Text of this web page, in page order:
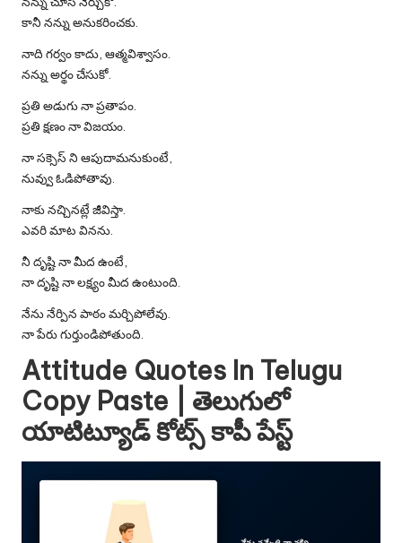
కానీ నన్ను అనుకరించకు.
నాది గర్వం కాదు, ఆత్మవిశ్వాసం.
నన్ను అర్థం చేసుకో.
ప్రతి అడుగు నా ప్రతాపం.
ప్రతి క్షణం నా విజయం.
నా సక్సెస్ ని ఆపుదామనుకుంటే,
నువ్వు ఓడిపోతావు.
నాకు నచ్చినట్లే జీవిస్తా.
ఎవరి మాట వినను.
నీ దృష్టి నా మీద ఉంటే,
నా దృష్టి నా లక్ష్యం మీద ఉంటుంది.
నేను నేర్పిన పాఠం మర్చిపోలేవు.
నా పేరు గుర్తుండిపోతుంది.
Attitude Quotes In Telugu
Copy Paste | తెలుగులో
యాటిట్యూడ్ కోట్స్ కాపీ పేస్ట్